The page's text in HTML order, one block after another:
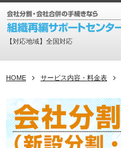
【対応地域】全国対応
HOME サービス内容・料金表